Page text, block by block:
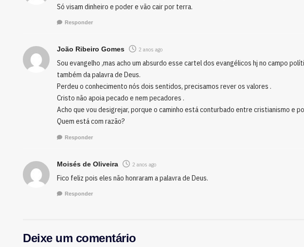
Só visam dinheiro e poder e vão cair por terra.
Responder
João Ribeiro Gomes 2 anos ago
Sou evangelho ,mas acho um absurdo esse cartel dos evangélicos hj no campo
também da palavra de Deus.
Perdeu o conhecimento nós dois sentidos, precisamos rever os valores .
Cristo não apoia pecado e nem pecadores .
Acho que vou desigrejar, porque o caminho está conturbado entre cristianismo e
Quem está com razão?
Responder
Moisés de Oliveira 2 anos ago
Fico feliz pois eles não honraram a palavra de Deus.
Responder
Deixe um comentário